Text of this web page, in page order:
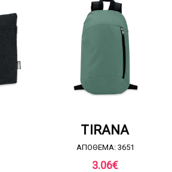
TIRANA
ΑΠΟΘΕΜΑ: 3651
3.06€